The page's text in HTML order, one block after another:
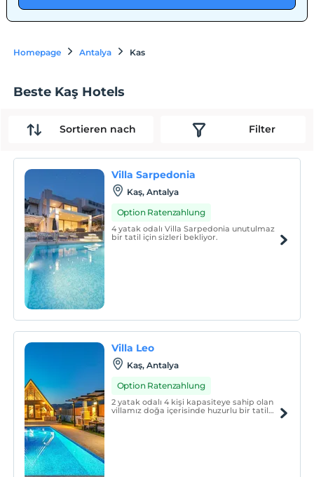
Homepage Antalya Kas
Beste Kaş Hotels
Sortieren nach Filter
Villa Sarpedonia
Kaş, Antalya
Option Ratenzahlung
4 yatak odalı Villa Sarpedonia unutulmaz
bir tatil için sizleri bekliyor.
Villa Leo
Kaş, Antalya
Option Ratenzahlung
2 yatak odalı 4 kişi kapasiteye sahip olan
villamız doğa içerisinde huzurlu bir tatil